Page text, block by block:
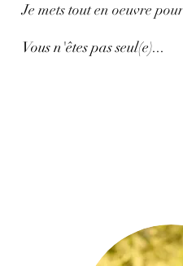
Je mets tout en oeuvre
Vous n'êtes pas seul(e)...